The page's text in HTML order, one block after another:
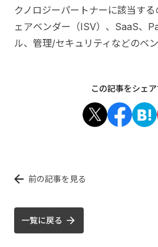
クノロジーパートナーに該当す
ェアベンダー（ISV）、SaaS、
ル、管理/セキュリティなどのベン
この記事をシェア
前の記事を見る
一覧に戻る